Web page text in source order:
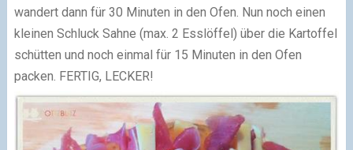
wandert dann für 30 Minuten in den Ofen. Nun noch einen
kleinen Schluck Sahne (max. 2 Esslöffel) über die Kartoffel
schütten und noch einmal für 15 Minuten in den Ofen
packen. FERTIG, LECKER!